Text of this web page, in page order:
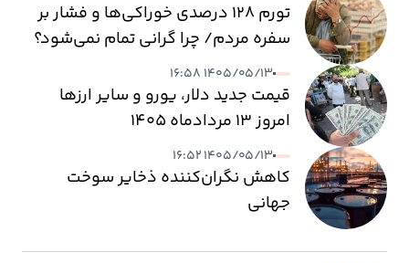
تورم ۱۲۸ درصدی خوراکی‌ها و فشار بر
سفره مردم/ چرا گرانی تمام نمی‌شود؟
۱۴۰۵/۰۵/۱۳ ۱۶:۵۸
قیمت جدید دلار، یورو و سایر ارزها
امروز ۱۳ مردادماه ۱۴۰۵
۱۴۰۵/۰۵/۱۳ ۱۶:۵۲
کاهش نگران‌کننده ذخایر سوخت
جهانی